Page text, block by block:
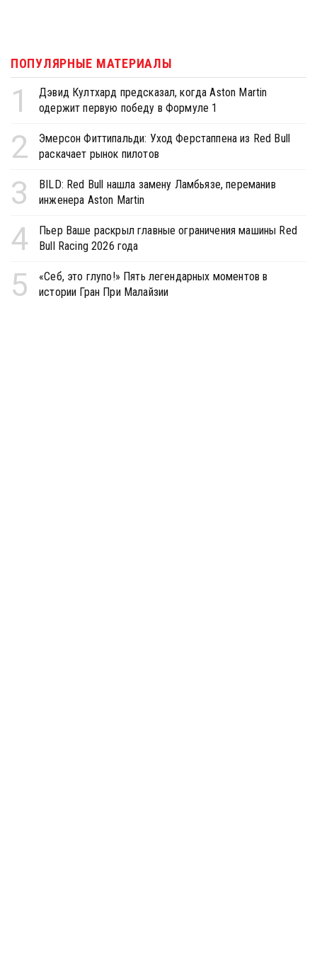
ПОПУЛЯРНЫЕ МАТЕРИАЛЫ
1
Дэвид Култхард предсказал, когда Aston Martin
одержит первую победу в Формуле 1
2
Эмерсон Фиттипальди: Уход Ферстаппена из Red Bull
раскачает рынок пилотов
3
BILD: Red Bull нашла замену Ламбьязе, переманив
инженера Aston Martin
4
Пьер Ваше раскрыл главные ограничения машины Red
Bull Racing 2026 года
5
«Себ, это глупо!» Пять легендарных моментов в
истории Гран При Малайзии